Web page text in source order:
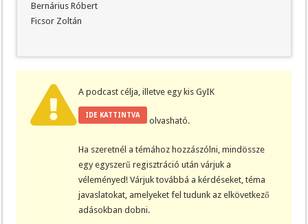
Bernárius Róbert
Ficsor Zoltán
A podcast célja, illetve egy kis GyIK
IDE KATTINTVA
olvasható.
Ha szeretnél a témához hozzászólni, mindössze
egy egyszerű regisztráció után várjuk a
véleményed! Várjuk továbbá a kérdéseket, téma
javaslatokat, amelyeket fel tudunk az elkövetkező
adásokban dobni.